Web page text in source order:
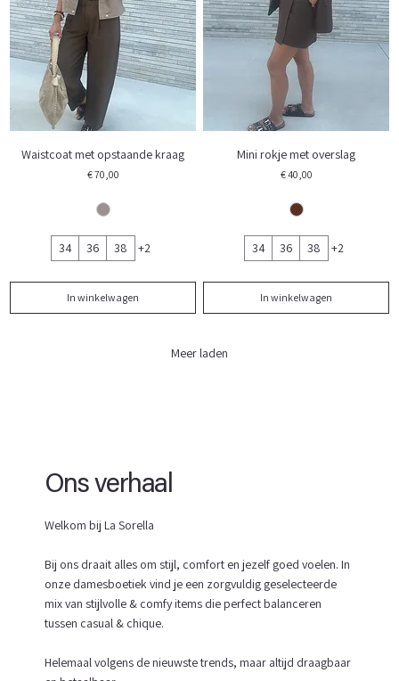
Waistcoat met opstaande kraag
Prijs
€ 70,00
34 36 38 +2
In winkelwagen
Mini rokje met overslag
Prijs
€ 40,00
34 36 38 +2
In winkelwagen
Meer laden
Ons verhaal
Welkom bij La Sorella
Bij ons draait alles om stijl, comfort en jezelf goed voelen. In
onze damesboetiek vind je een zorgvuldig geselecteerde
mix van stijlvolle & comfy items die perfect balanceren
tussen casual & chique.
Helemaal volgens de nieuwste trends, maar altijd draagbaar